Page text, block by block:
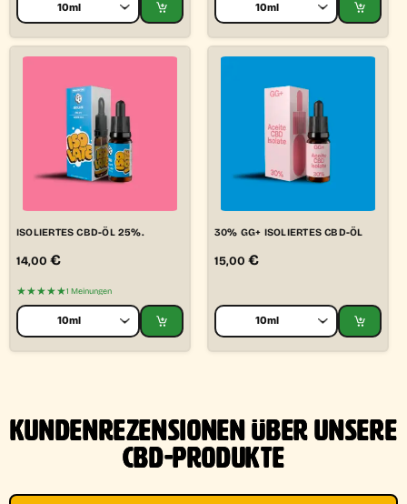
ISOLIERTES CBD-ÖL 25%.
14,00 €
★★★★★1 Meinungen
30% GG+ ISOLIERTES CBD-ÖL
15,00 €
KUNDENREZENSIONEN ÜBER UNSERE
CBD-PRODUKTE